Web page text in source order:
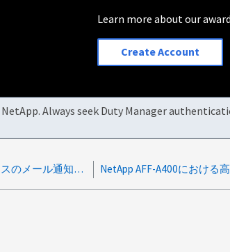
Learn more about our
Create Account
Always seek Duty Manager
自動生成されたハードウェア障害ケースのメール通知が届かない